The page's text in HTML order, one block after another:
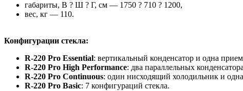
габариты, В ? Ш ? Г, см — 1750 ? 710 ? 1200,
вес, кг — 110.
Конфигурации стекла:
R-220 Pro Essential: вертикальный конденсатор и одна
R-220 Pro High Performance: два параллельных
R-220 Pro Continuous: один нисходящий холодильник и
R-220 Pro Basic: 7 конфигураций стекла.